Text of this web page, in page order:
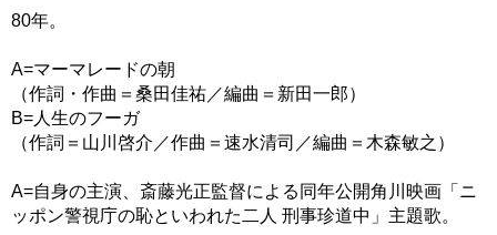
80年。
A=マーマレードの朝
（作詞・作曲＝桑田佳祐／編曲＝新田一郎）
B=人生のフーガ
（作詞＝山川啓介／作曲＝速水清司／編曲＝木森敏之）
A=自身の主演、斎藤光正監督による同年公開角川映画「ニ
ッポン警視庁の恥といわれた二人 刑事珍道中」主題歌。